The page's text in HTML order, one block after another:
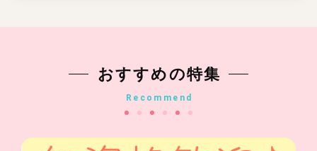
おすすめの特集
Recommend